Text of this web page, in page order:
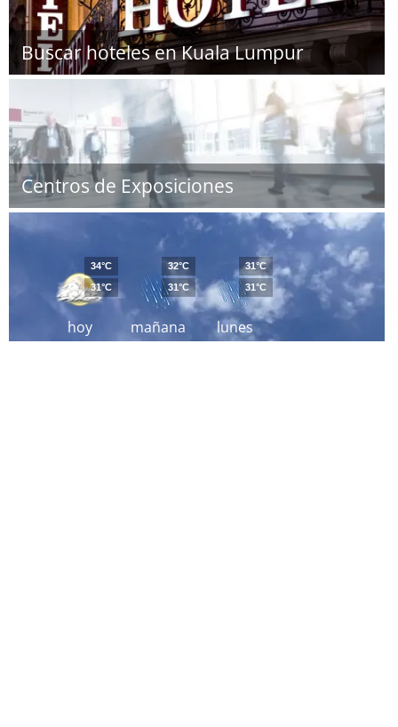
Buscar hoteles en Kuala Lumpur
Centros de Exposiciones
hoy
34°C
31°C
mañana
32°C
31°C
lunes
31°C
31°C